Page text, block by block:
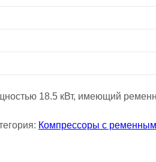
18.5 кВт, имеющий
Компрессоры с